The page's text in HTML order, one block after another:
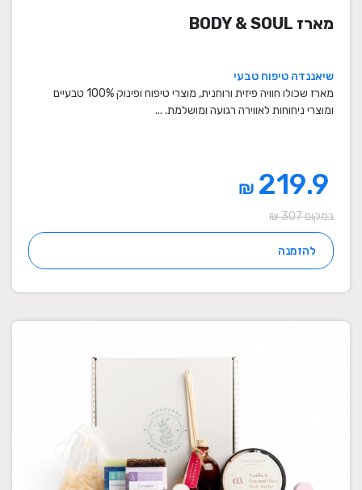
מארז BODY & SOUL
שיאננדה טיפוח טבעי
מארז שכולו חוויה פיזית ורוחנית, מוצרי טיפוח ופינוק 100% טבעיים
ומוצרי ניחוחות לאווירה רגועה ומושלמת. ...
219.9
₪
במקום 307 ₪
להזמנה